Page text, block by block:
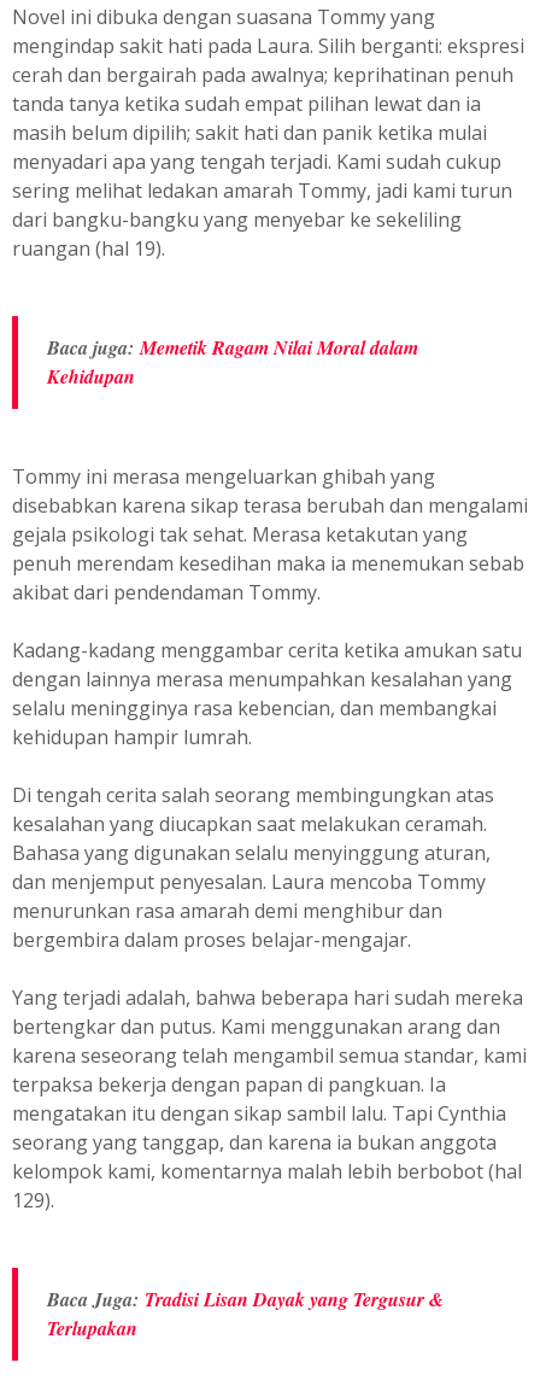
Novel ini dibuka dengan suasana Tommy yang
mengindap sakit hati pada Laura. Silih berganti: ekspresi
cerah dan bergairah pada awalnya; keprihatinan penuh
tanda tanya ketika sudah empat pilihan lewat dan ia
masih belum dipilih; sakit hati dan panik ketika mulai
menyadari apa yang tengah terjadi. Kami sudah cukup
sering melihat ledakan amarah Tommy, jadi kami turun
dari bangku-bangku yang menyebar ke sekeliling
ruangan (hal 19).
Baca juga:Memetik Ragam Nilai Moral dalam
Kehidupan
Tommy ini merasa mengeluarkan ghibah yang
disebabkan karena sikap terasa berubah dan mengalami
gejala psikologi tak sehat. Merasa ketakutan yang
penuh merendam kesedihan maka ia menemukan sebab
akibat dari pendendaman Tommy.
Kadang-kadang menggambar cerita ketika amukan satu
dengan lainnya merasa menumpahkan kesalahan yang
selalu meningginya rasa kebencian, dan membangkai
kehidupan hampir lumrah.
Di tengah cerita salah seorang membingungkan atas
kesalahan yang diucapkan saat melakukan ceramah.
Bahasa yang digunakan selalu menyinggung aturan,
dan menjemput penyesalan. Laura mencoba Tommy
menurunkan rasa amarah demi menghibur dan
bergembira dalam proses belajar-mengajar.
Yang terjadi adalah, bahwa beberapa hari sudah mereka
bertengkar dan putus. Kami menggunakan arang dan
karena seseorang telah mengambil semua standar, kami
terpaksa bekerja dengan papan di pangkuan. Ia
mengatakan itu dengan sikap sambil lalu. Tapi Cynthia
seorang yang tanggap, dan karena ia bukan anggota
kelompok kami, komentarnya malah lebih berbobot (hal
129).
Baca Juga: Tradisi Lisan Dayak yang Tergusur &
Terlupakan